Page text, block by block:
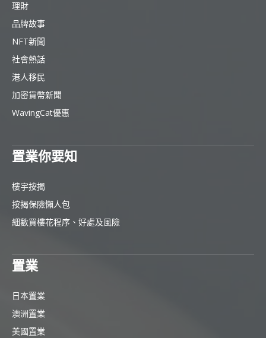
理財
品牌故事
NFT新聞
社會熱話
港人移民
加密貨幣新聞
WavingCat優惠
置業你要知
樓宇按揭
按揭保險懶人包
細數買樓花程序、好處及風險
置業
日本置業
澳洲置業
美國置業